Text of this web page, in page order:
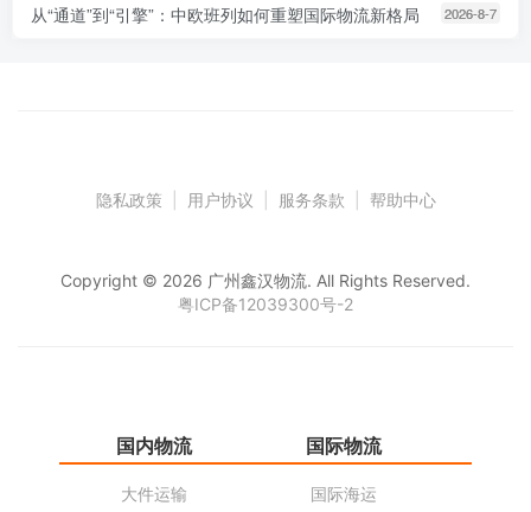
2026-8-7
从“通道”到“引擎”：中欧班列如何重塑国际物流新格局
隐私政策 用户协议 服务条款 帮助中心
Copyright © 2026 广州鑫汉物流. All Rights Reserved.
粤ICP备12039300号-2
国内物流
大件运输
国际物流
国际海运